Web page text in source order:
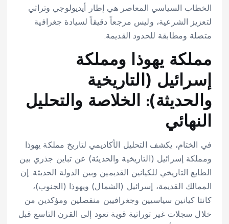
الخطاب السياسي المعاصر هي إطار أيديولوجي وتراثي
لتعزيز الشرعية، وليس مرجعاً دقيقاً لسيادة جغرافية
متصلة ومطابقة للحدود القديمة.
مملكة يهوذا ومملكة
إسرائيل (التاريخية
والحديثة): الخلاصة والتحليل
النهائي
في الختام، يكشف التحليل الأكاديمي لتاريخ مملكة يهوذا
ومملكة إسرائيل (التاريخية والحديثة) عن تباين جذري بين
الطابع التاريخي للكيانين القديمين وبين الدولة الحديثة. إن
الممالك القديمة، إسرائيل (الشمال) ويهوذا (الجنوب)،
كانتا كيانين سياسيين وجغرافيين منفصلين ومؤكدين من
خلال سجلات غير توراتية قوية تعود إلى القرن التاسع قبل